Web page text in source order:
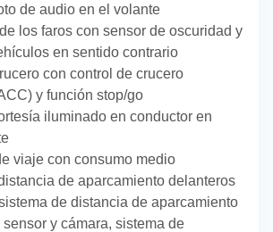
de audio en el volante
los faros con sensor de oscuridad y
en sentido contrario
con control de crucero
y función stop/go
iluminado en conductor en
viaje con consumo medio
de aparcamiento delanteros
de distancia de aparcamiento
y cámara, sistema de